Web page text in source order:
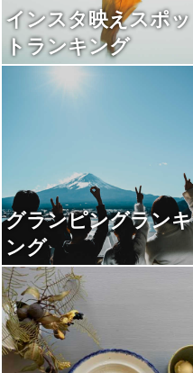
インスタ映えスポッ
トランキング
グランピングランキ
ング